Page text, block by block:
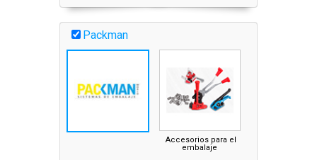
Packman
Accesorios para el
embalaje